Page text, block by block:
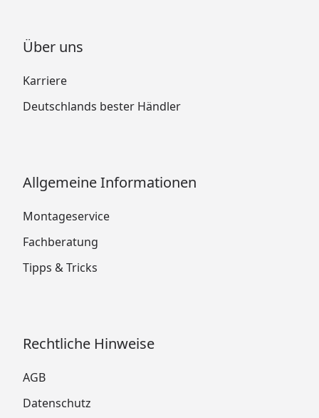
Über uns
Karriere
Deutschlands bester Händler
Allgemeine Informationen
Montageservice
Fachberatung
Tipps & Tricks
Rechtliche Hinweise
AGB
Datenschutz